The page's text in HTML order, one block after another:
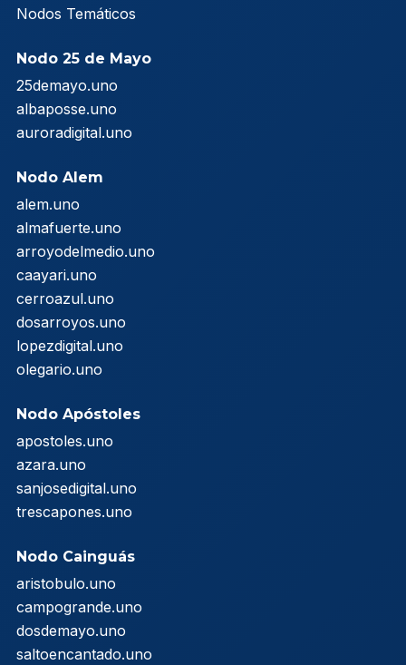
Nodos Temáticos
Nodo 25 de Mayo
25demayo.uno
albaposse.uno
auroradigital.uno
Nodo Alem
alem.uno
almafuerte.uno
arroyodelmedio.uno
caayari.uno
cerroazul.uno
dosarroyos.uno
lopezdigital.uno
olegario.uno
Nodo Apóstoles
apostoles.uno
azara.uno
sanjosedigital.uno
trescapones.uno
Nodo Cainguás
aristobulo.uno
campogrande.uno
dosdemayo.uno
saltoencantado.uno